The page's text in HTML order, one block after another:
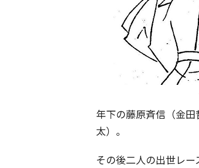
年下の藤原斉信（金
太）。
その後二人の出世レー